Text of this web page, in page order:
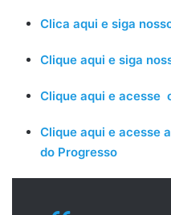
Clica aqui e siga
Clique aqui e siga
Clique aqui e acesse
Clique aqui e acesse
do Progresso